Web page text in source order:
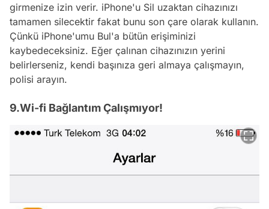
girmenize izin verir. iPhone'u Sil uzaktan cihazınızı
tamamen silecektir fakat bunu son çare olarak kullanın.
Çünkü iPhone'umu Bul'a bütün erişiminizi
kaybedeceksiniz. Eğer çalınan cihazınızın yerini
belirlerseniz, kendi başınıza geri almaya çalışmayın,
polisi arayın.
9.Wi-fi Bağlantım Çalışmıyor!